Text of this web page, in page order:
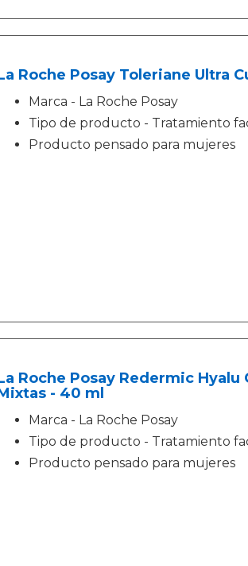
Roche Posay Toleriane Ultra
Marca - La Roche Posay
Tipo de producto - Tratamiento
Producto pensado para mujeres
Roche Posay Redermic
- 40 ml
Marca - La Roche Posay
Tipo de producto - Tratamiento
Producto pensado para mujeres